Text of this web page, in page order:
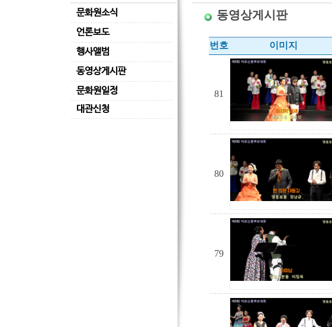
문화원소식
언론보도
행사앨범
동영상게시판
문화원일정
대관신청
동영상게시판
번호 이미지
81
80
79